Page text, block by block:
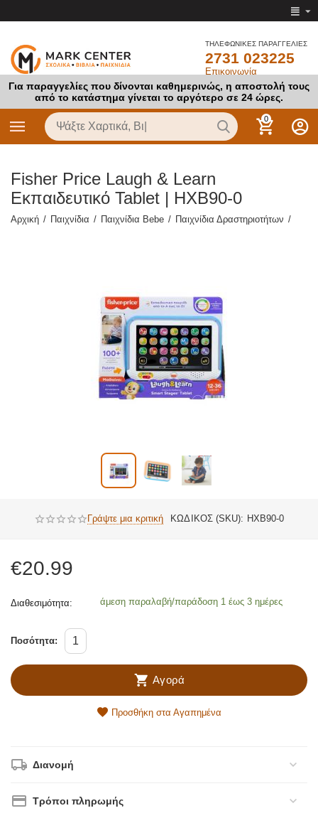
ΤΗΛΕΦΩΝΙΚΕΣ ΠΑΡΑΓΓΕΛΙΕΣ
2731 023225
Επικοινωνία
Για παραγγελίες που δίνονται καθημερινώς, η αποστολή τους
από το κατάστημα γίνεται το αργότερο σε 24 ώρες.
0
Fisher Price Laugh & Learn
Εκπαιδευτικό Tablet | HXB90-0
Αρχική / Παιχνίδια / Παιχνίδια Bebe / Παιχνίδια Δραστηριοτήτων /
Γράψτε μια κριτική ΚΩΔΙΚΟΣ (SKU): HXB90-0
€20.99
Διαθεσιμότητα: άμεση παραλαβή/παράδοση 1 έως 3 ημέρες
Ποσότητα:
Αγορά
Προσθήκη στα Αγαπημένα
Διανομή
Τρόποι πληρωμής